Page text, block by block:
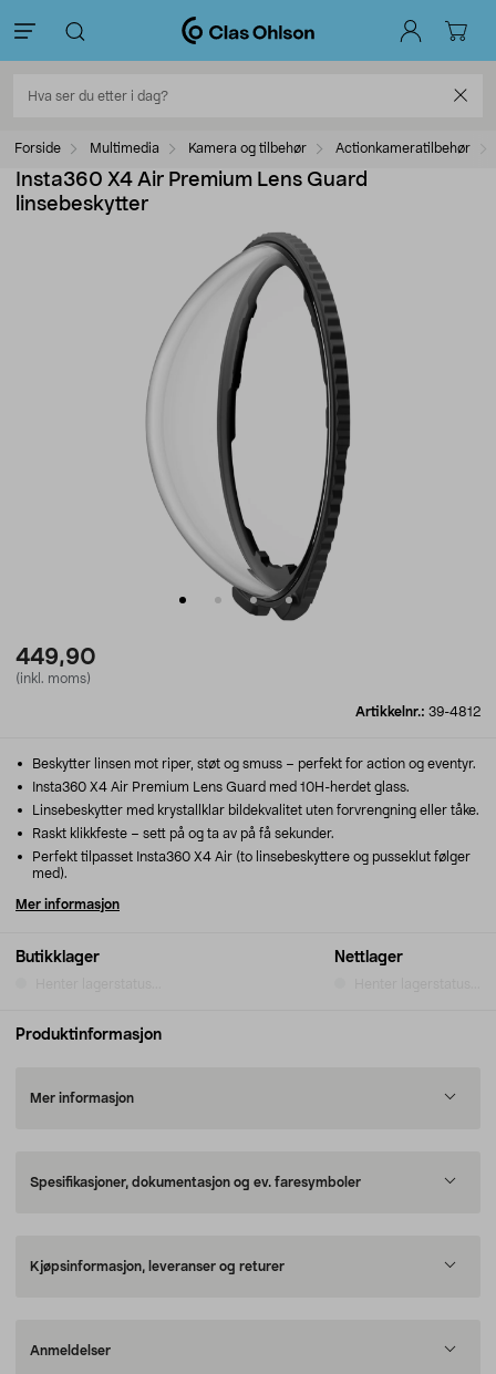
Forside Multimedia Kamera og tilbehør Actionkameratilbehør
Insta360 X4 Air Premium Lens Guard
linsebeskytter
449,90
(inkl. moms)
Artikkelnr.: 39-4812
Butikklager Nettlager
Beskytter linsen mot riper, støt og smuss – perfekt for action og eventyr.
Insta360 X4 Air Premium Lens Guard med 10H-herdet glass.
Linsebeskytter med krystallklar bildekvalitet uten forvrengning eller tåke.
Raskt klikkfeste – sett på og ta av på få sekunder.
Perfekt tilpasset Insta360 X4 Air (to linsebeskyttere og pusseklut følger
med).
Mer informasjon
Produktinformasjon
Mer informasjon
Spesifikasjoner, dokumentasjon og ev. faresymboler
Kjøpsinformasjon, leveranser og returer
Anmeldelser